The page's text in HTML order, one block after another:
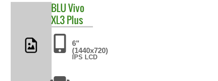
BLUVivo
XL3 Plus
6"
(1440x720)
IPS LCD